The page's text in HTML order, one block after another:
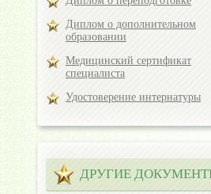
Диплом о дополнительном
образовании
Медицинский сертификат
специалиста
Удостоверение интернатуры
ДРУГИЕ